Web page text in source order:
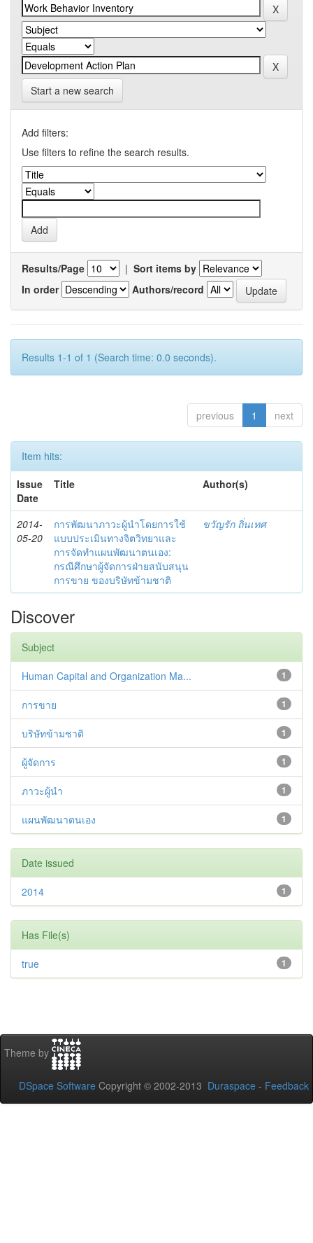
Start a new search
Add filters:
Use filters to refine the search results.
Results/Page | Sort items by
In order
Authors/record
Results 1-1 of 1 (Search time: 0.0 seconds).
previous 1 next
Item hits:
Issue
Date
Title Author(s)
2014-
05-20
การพัฒนาภาวะผู้นำโดยการใช้
แบบประเมินทางจิตวิทยาและ
การจัดทำแผนพัฒนาตนเอง:
กรณีศึกษาผู้จัดการฝ่ายสนับสนุน
การขาย ของบริษัทข้ามชาติ
ขวัญรัก ถิ่นเทศ
Discover
Subject
1
Human Capital and Organization Ma...
1
การขาย
1
บริษัทข้ามชาติ
1
ผู้จัดการ
1
ภาวะผู้นำ
1
แผนพัฒนาตนเอง
Date issued
1
2014
Has File(s)
1
true
Theme by
DSpace Software Copyright © 2002-2013 Duraspace - Feedback